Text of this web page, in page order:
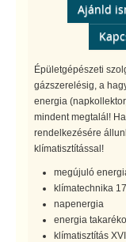
Ajánld
Épületgépészeti
gázszerelésig, a
energia
mindent megtalál!
rendelkezésére
klímatisztítással!
megújuló
klímatechnika
napenergia
energia
klímatisztítás